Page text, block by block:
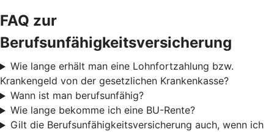
FAQ zur
Berufsunfähigkeitsversicherung
Wie lange erhält man eine Lohnfortzahlung bzw.
Krankengeld von der gesetzlichen Krankenkasse?
Wann ist man berufsunfähig?
Wie lange bekomme ich eine BU-Rente?
Gilt die Berufsunfähigkeitsversicherung auch, wenn ich